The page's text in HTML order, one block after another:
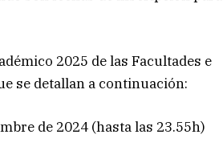
2025 de las Facultades e
se detallan a continuación:
de 2024 (hasta las 23.55h)